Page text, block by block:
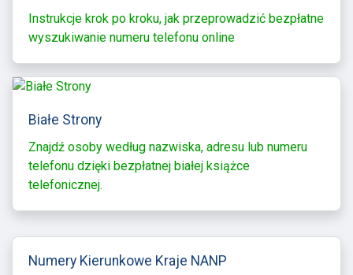
Instrukcje krok po kroku, jak przeprowadzić bezpłatne
wyszukiwanie numeru telefonu online
Białe Strony
Znajdź osoby według nazwiska, adresu lub numeru
telefonu dzięki bezpłatnej białej książce
telefonicznej.
Numery Kierunkowe Kraje NANP